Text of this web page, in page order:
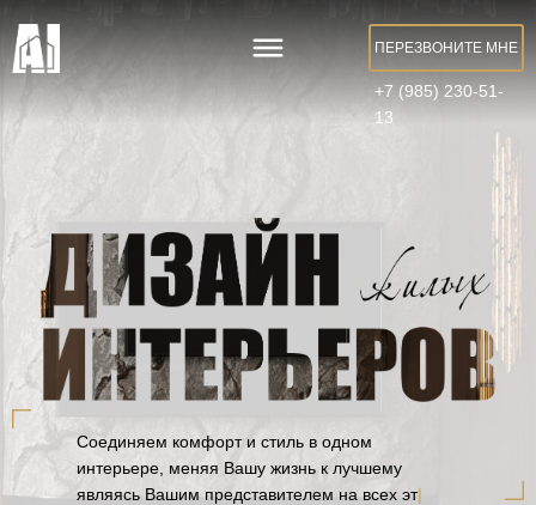
+7 (985) 230-51-
13
ПЕРЕЗВОНИТЕ МНЕ
Соединяем комфорт и стиль в одном
интерьере, меняя Вашу жизнь к лучшему
являясь Вашим представителем на всех этапах